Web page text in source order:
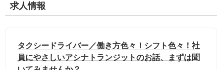
求人情報
タクシードライバー／働き方色々！シフト色々！社
員にやさしいアシナトランジットのお話、まずは聞